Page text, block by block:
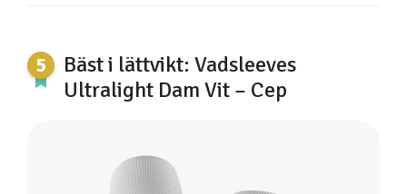
Bäst i lättvikt: Vadsleeves
Ultralight Dam Vit – Cep